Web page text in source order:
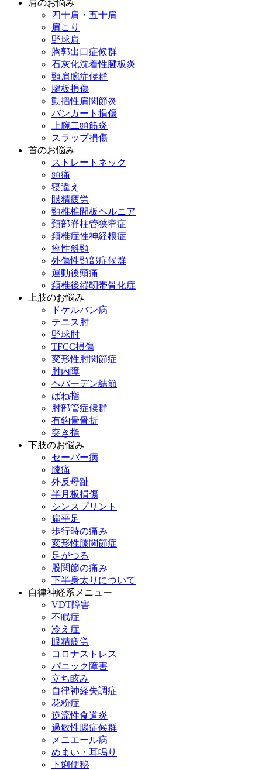
肩のお悩み
四十肩・五十肩
肩こり
野球肩
胸郭出口症候群
石灰化沈着性腱板炎
頸肩腕症候群
腱板損傷
動揺性肩関節炎
バンカート損傷
上腕二頭筋炎
スラップ損傷
首のお悩み
ストレートネック
頭痛
寝違え
眼精疲労
頸椎椎間板ヘルニア
頚部脊柱管狭窄症
頚椎症性神経根症
痙性斜頸
外傷性頸部症候群
運動後頭痛
頚椎後縦靭帯骨化症
上肢のお悩み
ドケルバン病
テニス肘
野球肘
TFCC損傷
変形性肘関節症
肘内障
ヘバーデン結節
ばね指
肘部管症候群
有鈎骨骨折
突き指
下肢のお悩み
セーバー病
膝痛
外反母趾
半月板損傷
シンスプリント
扁平足
歩行時の痛み
変形性膝関節症
足がつる
股関節の痛み
下半身太りについて
自律神経系メニュー
VDT障害
不眠症
冷え症
眼精疲労
コロナストレス
パニック障害
立ち眩み
自律神経失調症
花粉症
逆流性食道炎
過敏性腸症候群
メニエール病
めまい・耳鳴り
下痢便秘